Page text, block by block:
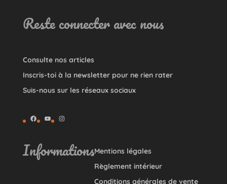
Reste connecter avec nous
Consulte nos articles
Inscris-toi à la newsletter pour ne rien rater
Suis-nous sur les réseaux sociaux
Facebook
YouTubeInstagram
InformationsMentions légales
Règlement intérieur
Conditions générales de vente